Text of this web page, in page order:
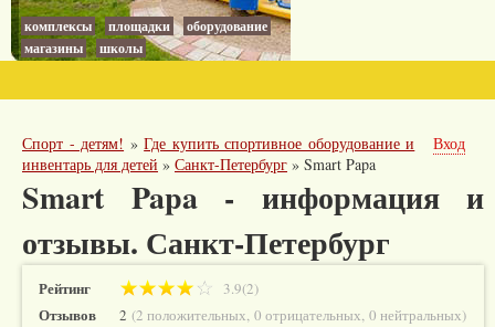
комплексы площадки
оборудование
магазины
школы
Спорт - детям! »Где купить спортивное оборудование и
инвентарь для детей » Санкт-Петербург » Smart Papa
Вход
Smart Papa - информация и
отзывы. Санкт-Петербург
Рейтинг 3.9(2)
Отзывов 2 (2 положительных, 0 отрицательных, 0 нейтральных)